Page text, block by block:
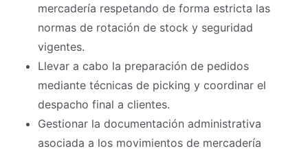
mercadería respetando de forma estricta las
normas de rotación de stock y seguridad
vigentes.
Llevar a cabo la preparación de pedidos
mediante técnicas de picking y coordinar el
despacho final a clientes.
Gestionar la documentación administrativa
asociada a los movimientos de mercadería